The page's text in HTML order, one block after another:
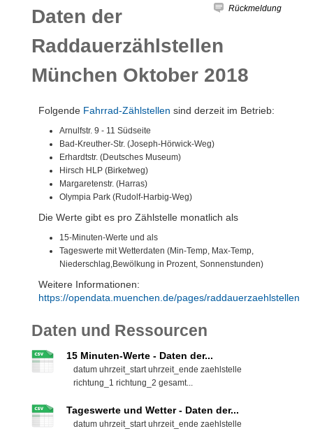
Rückmeldung
Daten der
Raddauerzählstellen
München Oktober 2018
Folgende Fahrrad-Zählstellen sind derzeit im Betrieb:
Arnulfstr. 9 - 11 Südseite
Bad-Kreuther-Str. (Joseph-Hörwick-Weg)
Erhardtstr. (Deutsches Museum)
Hirsch HLP (Birketweg)
Margaretenstr. (Harras)
Olympia Park (Rudolf-Harbig-Weg)
Die Werte gibt es pro Zählstelle monatlich als
15-Minuten-Werte und als
Tageswerte mit Wetterdaten (Min-Temp, Max-Temp,
Niederschlag,Bewölkung in Prozent, Sonnenstunden)
Weitere Informationen:
https://opendata.muenchen.de/pages/raddauerzaehlstellen
Daten und Ressourcen
15 Minuten-Werte - Daten der...
datum uhrzeit_start uhrzeit_ende zaehlstelle
richtung_1 richtung_2 gesamt...
Tageswerte und Wetter - Daten der...
datum uhrzeit_start uhrzeit_ende zaehlstelle